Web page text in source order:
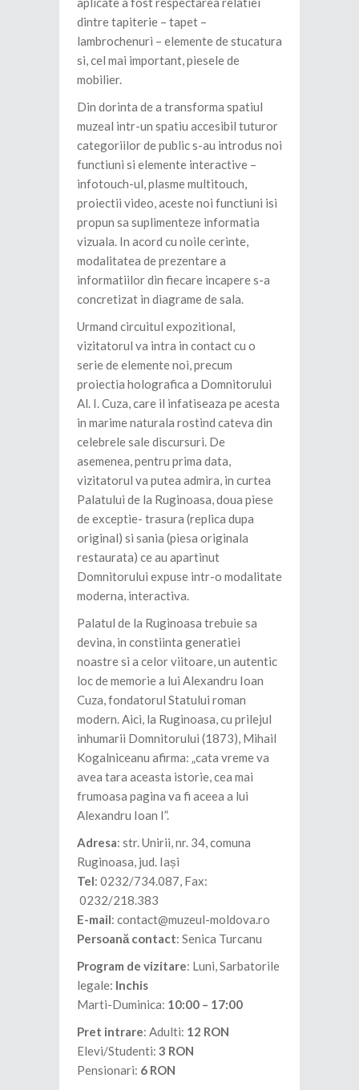
dintre tapiterie – tapet –
lambrochenuri – elemente de stucatura
si, cel mai important, piesele de
mobilier.
Din dorinta de a transforma spatiul
muzeal intr-un spatiu accesibil tuturor
categoriilor de public s-au introdus noi
functiuni si elemente interactive –
infotouch-ul, plasme multitouch,
proiectii video, aceste noi functiuni isi
propun sa suplimenteze informatia
vizuala. In acord cu noile cerinte,
modalitatea de prezentare a
informatiilor din fiecare incapere s-a
concretizat in diagrame de sala.
Urmand circuitul expozitional,
vizitatorul va intra in contact cu o
serie de elemente noi, precum
proiectia holografica a Domnitorului
Al. I. Cuza, care il infatiseaza pe acesta
in marime naturala rostind cateva din
celebrele sale discursuri. De
asemenea, pentru prima data,
vizitatorul va putea admira, in curtea
Palatului de la Ruginoasa, doua piese
de exceptie- trasura (replica dupa
original) si sania (piesa originala
restaurata) ce au apartinut
Domnitorului expuse intr-o modalitate
moderna, interactiva.
Palatul de la Ruginoasa trebuie sa
devina, in constiinta generatiei
noastre si a celor viitoare, un autentic
loc de memorie a lui Alexandru Ioan
Cuza, fondatorul Statului roman
modern. Aici, la Ruginoasa, cu prilejul
inhumarii Domnitorului (1873), Mihail
Kogalniceanu afirma: „cata vreme va
avea tara aceasta istorie, cea mai
frumoasa pagina va fi aceea a lui
Alexandru Ioan I”.
Adresa: str. Unirii, nr. 34, comuna
Ruginoasa, jud. Iași
Tel: 0232/734.087, Fax:
0232/218.383
E-mail: contact@muzeul-moldova.ro
Persoană contact: Senica Turcanu
Program de vizitare: Luni, Sarbatorile
legale: Inchis
Marti-Duminica: 10:00 – 17:00
Pret intrare: Adulti: 12 RON
Elevi/Studenti: 3 RON
Pensionari: 6 RON